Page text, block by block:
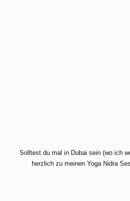
Solltest du mal in Dubai sein (wo ich
herzlich zu meinen Yoga Nidra